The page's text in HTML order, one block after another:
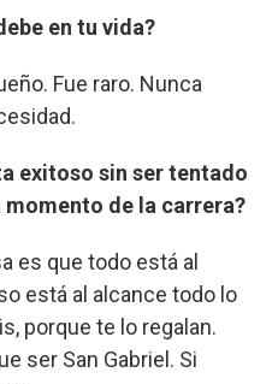
en tu vida?
Fue raro. Nunca
exitoso sin ser tentado
momento de la carrera?
es que todo está al
está al alcance todo lo
porque te lo regalan.
ser San Gabriel. Si